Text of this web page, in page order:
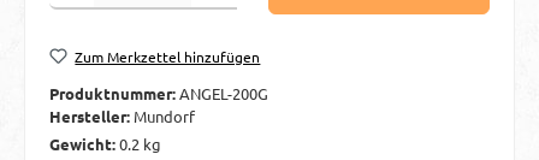
Zum Merkzettel hinzufügen
Produktnummer:ANGEL-200G
Hersteller: Mundorf
Gewicht:0.2 kg